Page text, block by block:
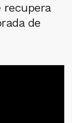
recupera
de